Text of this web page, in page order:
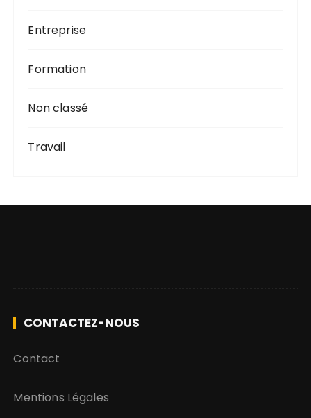
Entreprise
Formation
Non classé
Travail
CONTACTEZ-NOUS
Contact
Mentions Légales